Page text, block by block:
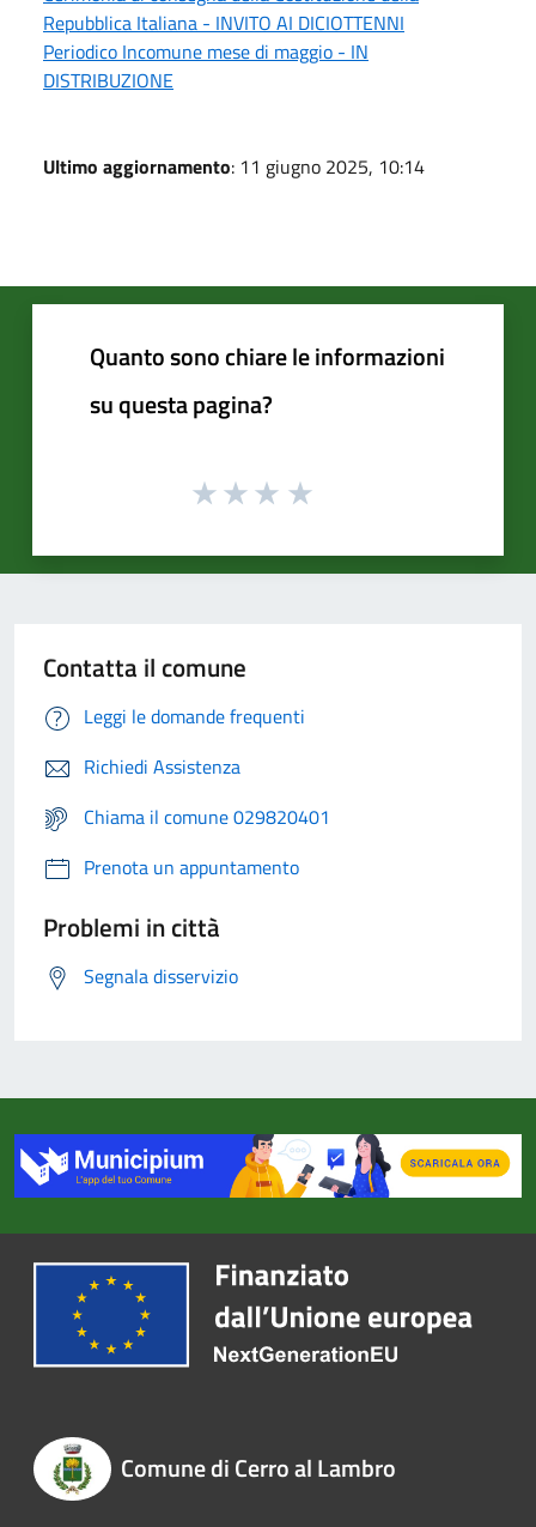
Repubblica Italiana - INVITO AI DICIOTTENNI
Periodico Incomune mese di maggio - IN
DISTRIBUZIONE
Ultimo aggiornamento: 11 giugno 2025, 10:14
Quanto sono chiare le informazioni
su questa pagina?
Contatta il comune
Leggi le domande frequenti
Richiedi Assistenza
Chiama il comune 029820401
Prenota un appuntamento
Problemi in città
Segnala disservizio
Comune di Cerro al Lambro